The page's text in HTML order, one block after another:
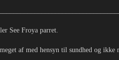
See Froya parret.
af med hensyn til sundhed og